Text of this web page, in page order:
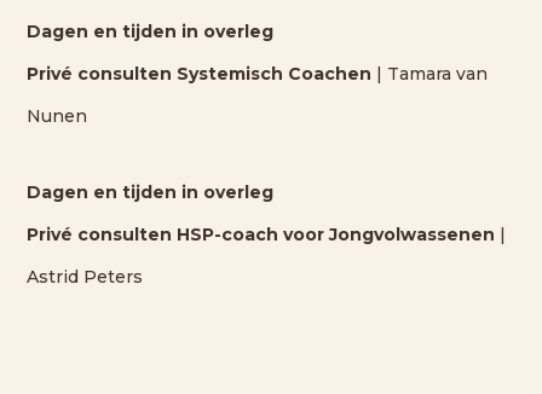
Dagen en tijden in overleg
Privé consulten Systemisch Coachen | Tamara van
Nunen
Dagen en tijden in overleg
Privé consulten HSP-coach voor Jongvolwassenen |
Astrid Peters